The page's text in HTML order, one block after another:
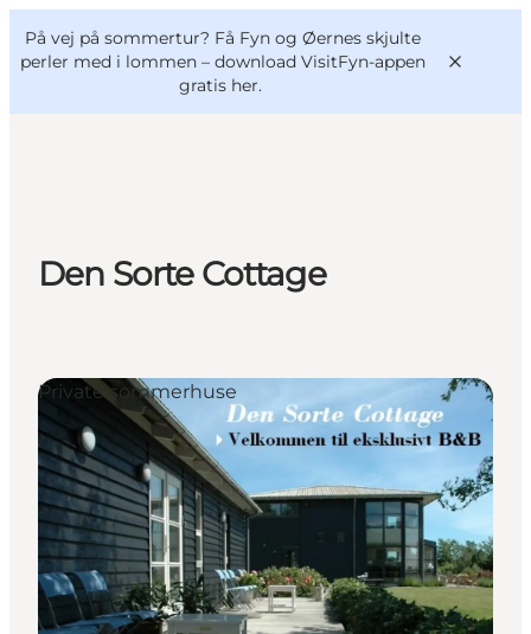
På vej på sommertur? Få Fyn og Øernes skjulte
perler med i lommen – download VisitFyn-appen
gratis her.
Oplevelser
Outdoor
Book lokale oplevelser
VisitFyn
Deutsch
Den Sorte Cottage
Private sommerhuse